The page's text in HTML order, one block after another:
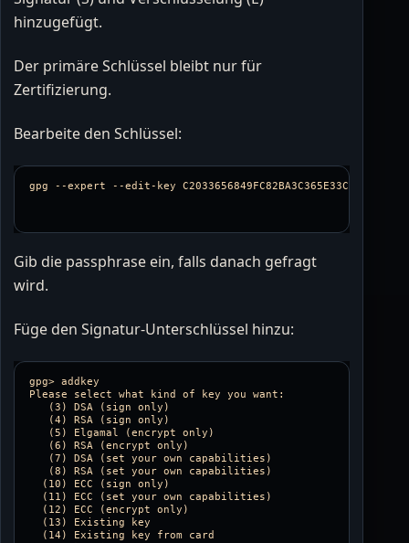
hinzugefügt.
Der primäre Schlüssel bleibt nur für
Zertifizierung.
Bearbeite den Schlüssel:
gpg --expert --edit-key
Gib die passphrase ein, falls danach gefragt
wird.
Füge den Signatur-Unterschlüssel hinzu:
gpg> addkey
Please select what kind of key you want:
   (3) DSA (sign only)
   (4) RSA (sign only)
   (5) Elgamal (encrypt only)
   (6) RSA (encrypt only)
   (7) DSA (set your own capabilities)
   (8) RSA (set your own capabilities)
  (10) ECC (sign only)
  (11) ECC (set your own capabilities)
  (12) ECC (encrypt only)
  (13) Existing key
  (14) Existing key from card